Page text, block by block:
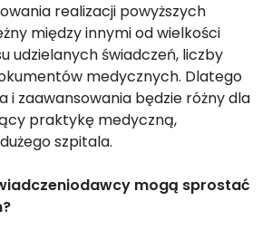
realizacji powyższych
między innymi od wielkości
udzielanych świadczeń, liczby
medycznych. Dlatego
i zaawansowania będzie różny dla
praktykę medyczną,
szpitala.
mogą sprostać